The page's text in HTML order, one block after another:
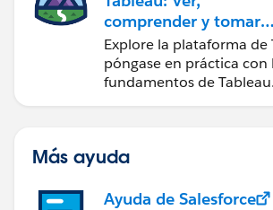
comprender y tomar
medidas a partir de
datos
Explore la plataforma de
póngase en práctica con
fundamentos de Tableau.
Más ayuda
Ayuda de Salesforce